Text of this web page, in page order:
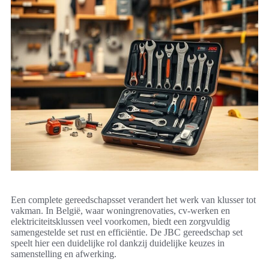
Een complete gereedschapsset verandert het werk van klusser tot
vakman. In België, waar woningrenovaties, cv-werken en
elektriciteitsklussen veel voorkomen, biedt een zorgvuldig
samengestelde set rust en efficiëntie. De JBC gereedschap set
speelt hier een duidelijke rol dankzij duidelijke keuzes in
samenstelling en afwerking.